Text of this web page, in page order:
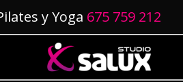
y Yoga 675 759 212